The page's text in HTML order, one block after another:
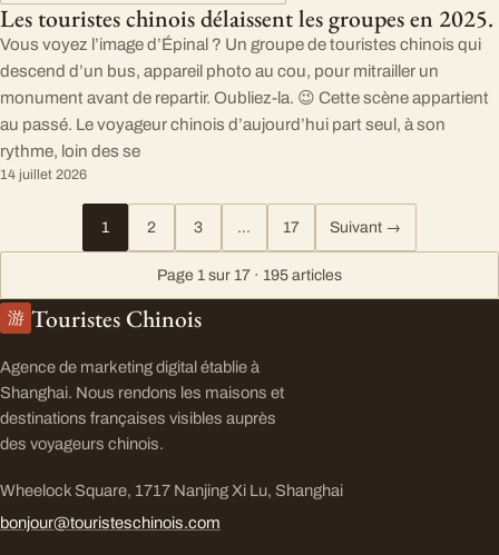
Les touristes chinois délaissent les groupes en 2025.
Vous voyez l’image d’Épinal ? Un groupe de touristes chinois qui
descend d’un bus, appareil photo au cou, pour mitrailler un
monument avant de repartir. Oubliez-la. 😉 Cette scène appartient
au passé. Le voyageur chinois d’aujourd’hui part seul, à son
rythme, loin des se
14 juillet 2026
1 2 3 … 17 Suivant →
Page 1 sur 17 · 195 articles
游 Touristes Chinois
Agence de marketing digital établie à
Shanghai. Nous rendons les maisons et
destinations françaises visibles auprès
des voyageurs chinois.
Wheelock Square, 1717 Nanjing Xi Lu, Shanghai
bonjour@touristeschinois.com